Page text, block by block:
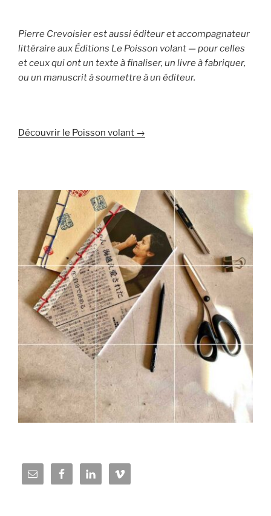
Pierre Crevoisier est aussi éditeur et accompagnateur
littéraire aux Éditions Le Poisson volant — pour celles
et ceux qui ont un texte à finaliser, un livre à fabriquer,
ou un manuscrit à soumettre à un éditeur.
Découvrir le Poisson volant →